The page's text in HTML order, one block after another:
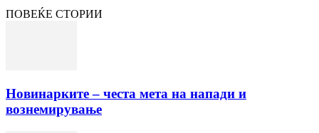
ПОВЕЌЕ СТОРИИ
Новинарките – честа мета на напади и
вознемирување